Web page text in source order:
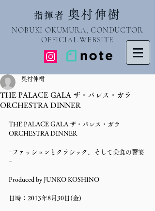
指揮者 奥村伸樹
NOBUKI OKUMURA, CONDUCTOR
OFFICIAL WEBSITE
THE PALACE GALA ザ・パレス・ガラ
ORCHESTRA DINNER
奥村伸樹
THE PALACE GALA ザ・パレス・ガラ
ORCHESTRA DINNER
−ファッションとクラシック、そして美食の響宴
−
Produced by JUNKO KOSHINO
日時：2013年8月30日(金)